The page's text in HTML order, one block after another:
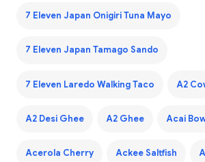
7 Eleven Japan Onigiri Tuna Mayo
7 Eleven Japan Tamago Sando
7 Eleven Laredo Walking Taco A2
A2 Desi Ghee A2 Ghee Acai
Acerola Cherry Ackee Saltfish